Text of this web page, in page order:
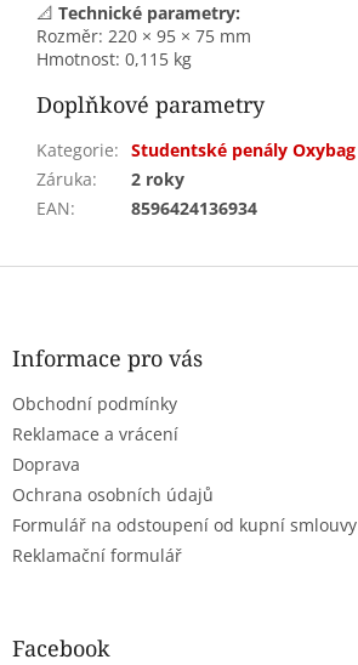
📐 Technické parametry:
Rozměr: 220 × 95 × 75 mm
Hmotnost: 0,115 kg
Doplňkové parametry
Kategorie: Studentské penály Oxybag
Záruka:
2 roky
EAN: 8596424136934
Z
Informace pro vás
Obchodní podmínky
Reklamace a vrácení
Doprava
Ochrana osobních údajů
Formulář na odstoupení od kupní smlouvy
Reklamační formulář
Facebook